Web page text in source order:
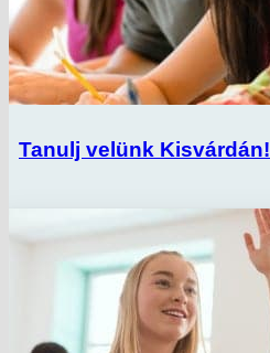
Tanulj velünk Kisvárdán!